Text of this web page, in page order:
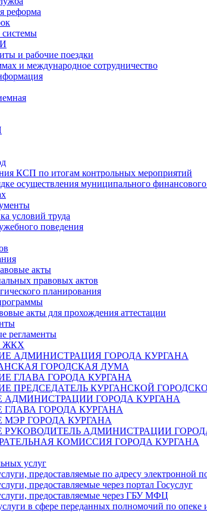
реформа
и рабочие поездки
и международное сотрудничество
КСП по итогам контрольных мероприятий
осуществления муниципального финансового
условий труда
поведения
акты
правовых актов
планирования
акты для прохождения аттестации
регламенты
ЖКХ
АДМИНИСТРАЦИЯ ГОРОДА КУРГАНА
ГОРОДСКАЯ ДУМА
ГЛАВА ГОРОДА КУРГАНА
ПРЕДСЕДАТЕЛЬ КУРГАНСКОЙ
АДМИНИСТРАЦИИ ГОРОДА КУРГАНА
ГОРОДА КУРГАНА
МЭР ГОРОДА КУРГАНА
РУКОВОДИТЕЛЬ АДМИНИСТРАЦИИ
КОМИССИЯ ГОРОДА КУРГАНА
услуг
предоставляемые по адресу электронной
предоставляемые через портал Госуслуг
предоставляемые через ГБУ МФЦ
в сфере переданных полномочий по опеке